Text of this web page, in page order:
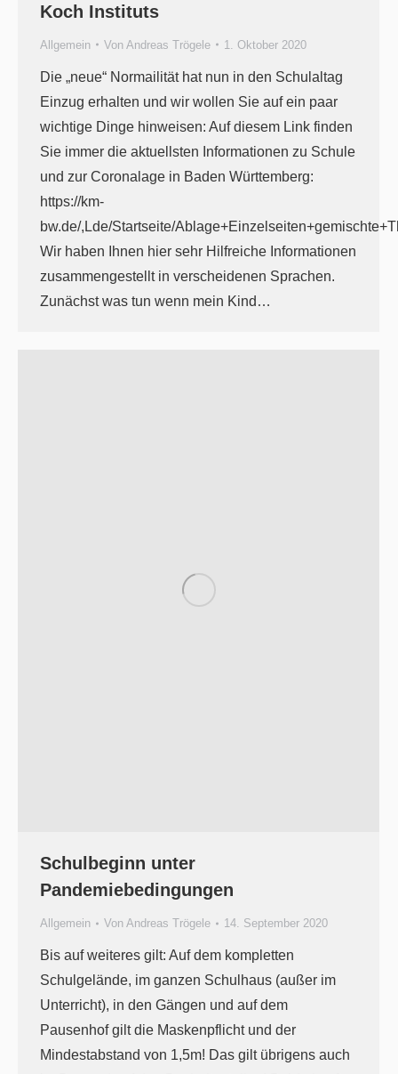
Koch Instituts
Allgemein Von Andreas Trögele 1. Oktober 2020
Die „neue“ Normailität hat nun in den Schulaltag
Einzug erhalten und wir wollen Sie auf ein paar
wichtige Dinge hinweisen: Auf diesem Link finden
Sie immer die aktuellsten Informationen zu Schule
und zur Coronalage in Baden Württemberg:
https://km-
bw.de/,Lde/Startseite/
Wir haben Ihnen hier sehr Hilfreiche Informationen
zusammengestellt in verscheidenen Sprachen.
Zunächst was tun wenn mein Kind…
Schulbeginn unter
Pandemiebedingungen
Allgemein Von Andreas Trögele 14. September 2020
Bis auf weiteres gilt: Auf dem kompletten
Schulgelände, im ganzen Schulhaus (außer im
Unterricht), in den Gängen und auf dem
Pausenhof gilt die Maskenpflicht und der
Mindestabstand von 1,5m! Das gilt übrigens auch